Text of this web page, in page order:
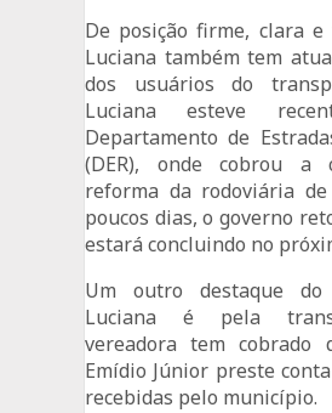
De posição firme, clara e
Luciana também tem
dos usuários do
Luciana esteve
Departamento de
(DER), onde cobrou a
reforma da rodoviária
poucos dias, o governo
estará concluindo no
Um outro destaque do
Luciana é pela
vereadora tem cobrado
Emídio Júnior preste
recebidas pelo município.